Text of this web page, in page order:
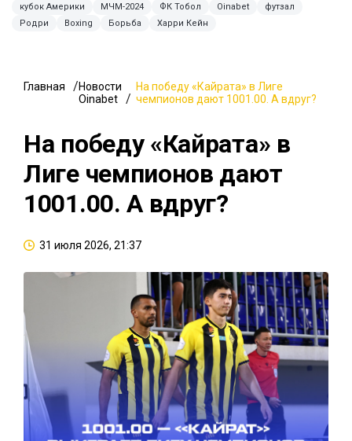
кубок Америки
МЧМ-2024 ФК Тобол Oinabet
футзал
Родри
Boxing Борьба Харри Кейн
Главная
Новости
Oinabet
На победу «Кайрата» в Лиге
чемпионов дают 1001.00. А вдруг?
На победу «Кайрата» в
Лиге чемпионов дают
1001.00. А вдруг?
31 июля 2026, 21:37